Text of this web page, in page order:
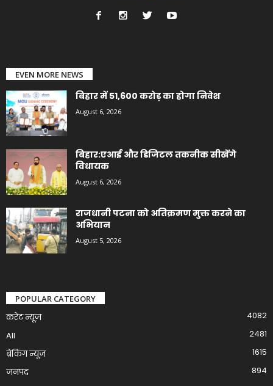
EVEN MORE NEWS
बिहार में 51,600 करोड़ का होगा निवेश
August 6, 2026
बिहार:एआई और डिजिटल तकनीक सीखेंगे
विधायक
August 6, 2026
राजधानी पटना को अतिक्रमण मुक्त करने का
अभियान
August 5, 2026
POPULAR CATEGORY
करेंट न्यूज़
4082
All
2481
ब्रेकिंग न्यूज
1615
जनपद
894